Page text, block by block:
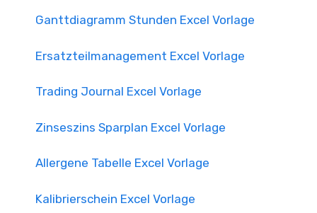
Ganttdiagramm Stunden Excel Vorlage
Ersatzteilmanagement Excel Vorlage
Trading Journal Excel Vorlage
Zinseszins Sparplan Excel Vorlage
Allergene Tabelle Excel Vorlage
Kalibrierschein Excel Vorlage